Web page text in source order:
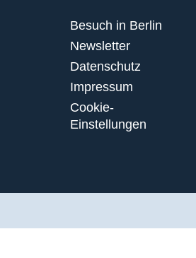
Besuch in Berlin
Newsletter
Datenschutz
Impressum
Cookie-
Einstellungen